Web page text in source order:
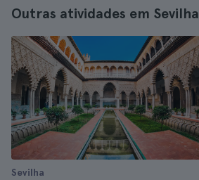
Outras atividades em Sevilha
Sevilha